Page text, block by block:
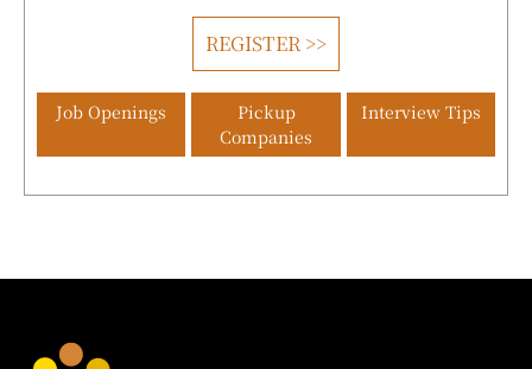
REGISTER >>
Job Openings
Pickup
Companies
Interview Tips